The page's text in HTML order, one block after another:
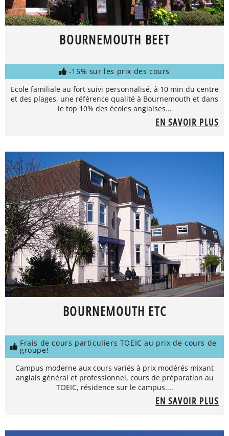
BOURNEMOUTH BEET
-15% sur les prix des cours
Ecole familiale au fort suivi personnalisé, à 10 min du centre
et des plages, une référence qualité à Bournemouth et dans
le top 10% des écoles anglaises...
EN SAVOIR PLUS
BOURNEMOUTH ETC
Frais de cours particuliers TOEIC au prix de cours de
groupe!
Campus moderne aux cours variés à prix modérés mixant
anglais général et professionnel, cours de préparation au
TOEIC, résidence sur le campus....
EN SAVOIR PLUS